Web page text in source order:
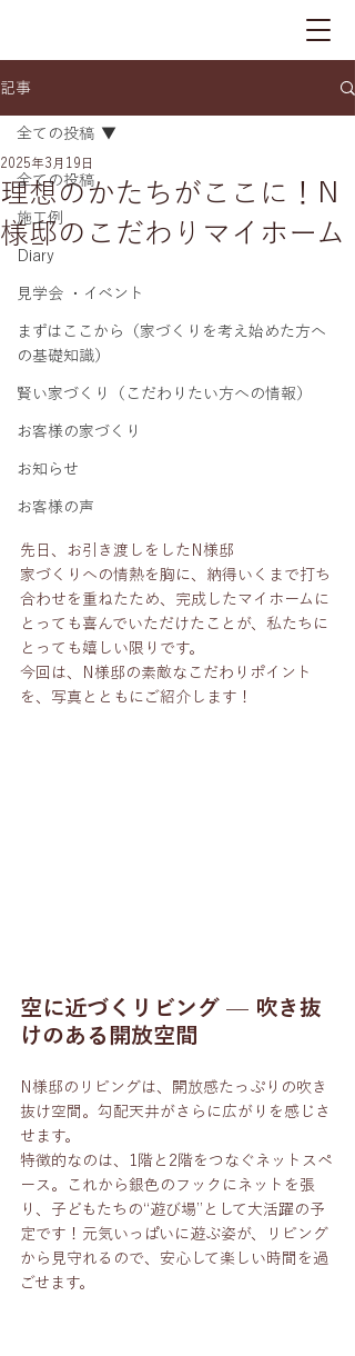
記事
全ての投稿
施工例
Diary
見学会 ・イベント
まずはここから（家づくりを考え始めた方へ
の基礎知識）
賢い家づくり（こだわりたい方への情報）
お客様の家づくり
お知らせ
お客様の声
全ての投稿
理想のかたちがここに！N
様邸のこだわりマイホーム
2025年3月19日
先日、お引き渡しをしたN様邸
家づくりへの情熱を胸に、納得いくまで打ち
合わせを重ねたため、完成したマイホームに
とっても喜んでいただけたことが、私たちに
とっても嬉しい限りです。
今回は、N様邸の素敵なこだわりポイント
を、写真とともにご紹介します！
空に近づくリビング — 吹き抜
けのある開放空間
N様邸のリビングは、開放感たっぷりの吹き
抜け空間。勾配天井がさらに広がりを感じさ
せます。
特徴的なのは、1階と2階をつなぐネットスペ
ース。これから銀色のフックにネットを張
り、子どもたちの“遊び場”として大活躍の予
定です！元気いっぱいに遊ぶ姿が、リビング
から見守れるので、安心して楽しい時間を過
ごせます。